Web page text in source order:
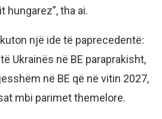
hungarez”, tha ai.
një ide të paprecedentë:
Ukrainës në BE paraprakisht,
në BE që në vitin 2027,
mbi parimet themelore.